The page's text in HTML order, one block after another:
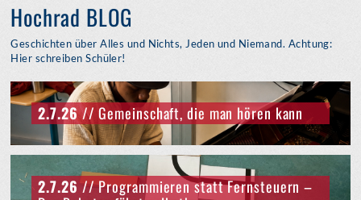
Hochrad BLOG
Geschichten über Alles und Nichts, Jeden und Niemand. Achtung:
Hier schreiben Schüler!
2.7.26// Gemeinschaft, die man hören kann
2.7.26// Programmieren statt Fernsteuern –